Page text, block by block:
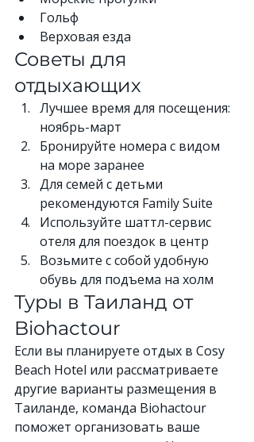
Гольф
Верховая езда
Советы для
отдыхающих
Лучшее время для посещения:
ноябрь-март
Бронируйте номера с видом
на море заранее
Для семей с детьми
рекомендуются Family Suite
Используйте шаттл-сервис
отеля для поездок в центр
Возьмите с собой удобную
обувь для подъема на холм
Туры в Таиланд от
Biohactour
Если вы планируете отдых в Cosy
Beach Hotel или рассматриваете
другие варианты размещения в
Таиланде, команда Biohactour
поможет организовать ваше